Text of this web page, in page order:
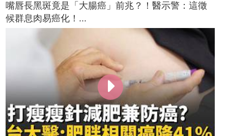
嘴唇長黑斑竟是「大腸癌」前兆？！醫示警：這徵
候群息肉易癌化！...